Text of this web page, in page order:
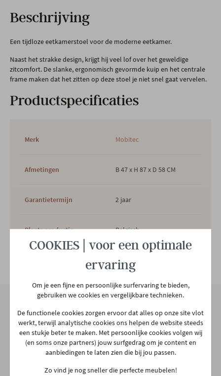
Beschrijving
Een tijdloze eetkamerstoel voor de moderne eetkamer.
Naast het strakke design, krijgt hij veel lof over het geweldige
zitcomfort. De slanke, ergonomisch gevormde kuip en het centrale
frame maken dat het zitten op deze stoel je niet snel gaat vervelen.
Productspecificaties
Bekijk alle specificiaties
Merk Mobitec
Afmetingen B 47 x H 87 x D 58 CM
Garantietermijn 2 jaar
Plaats productie Belgisch
Hoofdkleur Bruin
2e kleur ZWART
Hoofdmateriaal Stof
Onze winkel
Aarschotsesteenweg 151
2500 Lier
03 480 42 26
COOKIES | voor een optimale
ervaring
Om je een fijne en persoonlijke surfervaring te bieden,
gebruiken we cookies en vergelijkbare technieken.
De functionele cookies zorgen ervoor dat alles op onze site vlot
werkt, terwijl analytische cookies ons helpen de website steeds
een stukje beter te maken. Met persoonlijke cookies volgen wij
(en soms onze partners) jouw surfgedrag om je content en
aanbiedingen te laten zien die bij jou passen.
Zo vind je nog sneller die perfecte meubelen!